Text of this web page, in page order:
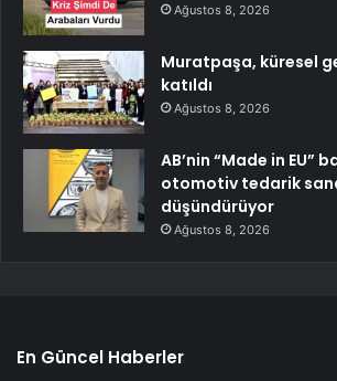
Ağustos 8, 2026
Muratpaşa, küresel
katıldı
Ağustos 8, 2026
AB’nin “Made in EU”
otomotiv tedarik
düşündürüyor
Ağustos 8, 2026
En Güncel Haberler